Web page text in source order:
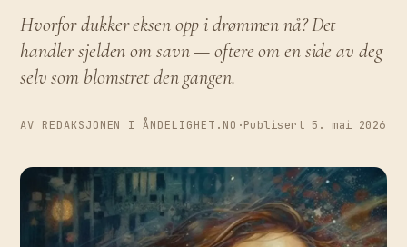
Hvorfor dukker eksen opp i drømmen nå? Det
handler sjelden om savn — oftere om en side av deg
selv som blomstret den gangen.
AV REDAKSJONEN I ÅNDELIGHET.NO ·Publisert 5. mai 2026